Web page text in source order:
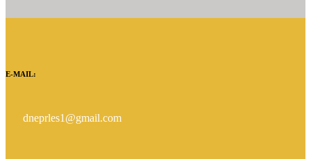
E-MAIL:
dneprles1@gmail.com